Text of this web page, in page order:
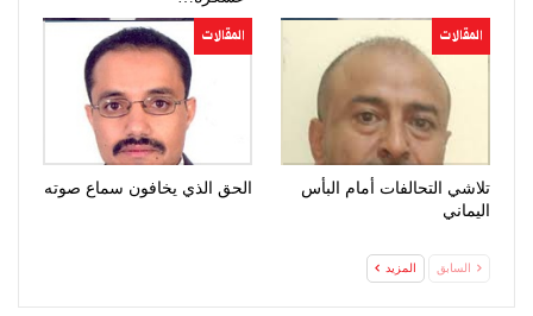
المقالات
تلاشي التحالفات أمام البأس
اليماني
المقالات
الحق الذي يخافون سماع صوته
السابق المزيد